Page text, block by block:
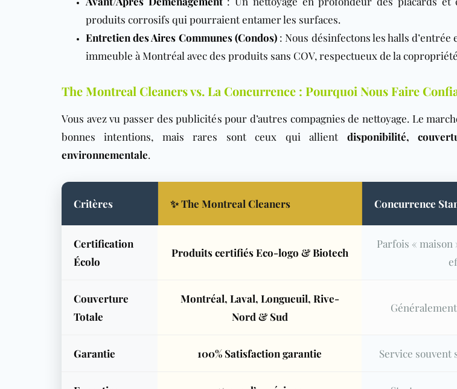
produits corrosifs qui pourraient entamer les surfaces.
Entretien des Aires Communes (Condos): Nous désinfectons les halls d’entrée
immeuble à Montréal avec des produits sans COV, respectueux de la
The Montreal Cleaners vs. La Concurrence : Pourquoi Nous Faire
Vous avez vu passer des publicités pour d’autres compagnies de nettoyage. Le
bonnes intentions, mais rares sont ceux qui allient disponibilité,
environnementale.
Critères ✨ The Montreal Cleaners Concurrence
Certification
Écolo
Produits certifiés Eco-logo & Biotech
Parfois «
Couverture
Totale
Montréal, Laval, Longueuil, Rive-
Nord & Sud
Garantie 100% Satisfaction garantie Service